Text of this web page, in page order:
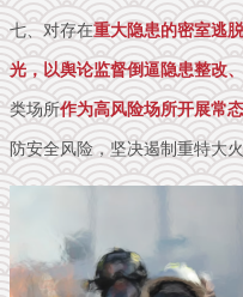
七、对存在重大隐患的密室逃脱
光，以舆论监督倒逼隐患整改
类场所作为高风险场所开展常
防安全风险，坚决遏制重特大